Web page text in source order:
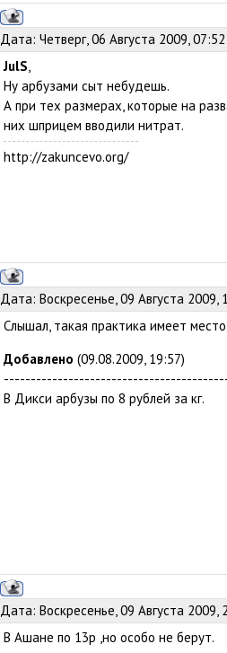
Дата: Четверг, 06 Августа 2009,
JulS,
Ну арбузами сыт небудешь.
А при тех размерах, которые на
них шприцем вводили нитрат.
http://zakuncevo.org/
Дата: Воскресенье, 09 Августа
Слышал, такая практика имеет
Добавлено (09.08.2009, 19:57)
В Дикси арбузы по 8 рублей за кг.
Дата: Воскресенье, 09 Августа
В Ашане по 13р ,но особо не берут.